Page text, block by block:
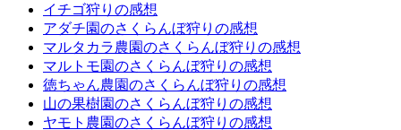
イチゴ狩りの感想
アダチ園のさくらんぼ狩りの感想
マルタカラ農園のさくらんぼ狩りの感想
マルトモ園のさくらんぼ狩りの感想
徳ちゃん農園のさくらんぼ狩りの感想
山の果樹園のさくらんぼ狩りの感想
ヤモト農園のさくらんぼ狩りの感想